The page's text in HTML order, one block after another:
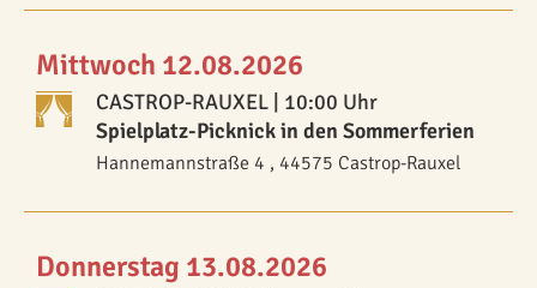
Mittwoch 12.08.2026
CASTROP-RAUXEL | 10:00 Uhr
Spielplatz-Picknick in den Sommerferien
Hannemannstraße 4 , 44575 Castrop-Rauxel
Donnerstag 13.08.2026